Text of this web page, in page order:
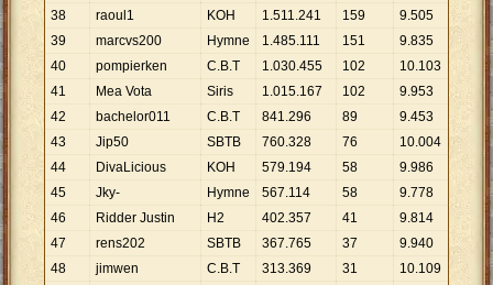
38
raoul1 KOH 1.511.241 159 9.505
39
marcvs200 Hymne 1.485.111 151 9.835
40
pompierken C.B.T 1.030.455 102 10.103
41
Mea Vota Siris 1.015.167 102 9.953
42
bachelor011 C.B.T 841.296 89 9.453
43
Jip50 SBTB 760.328 76 10.004
44
DivaLicious KOH 579.194 58 9.986
45
Jky- Hymne 567.114 58 9.778
46
Ridder Justin H2 402.357 41 9.814
47
rens202 SBTB 367.765 37 9.940
48
jimwen C.B.T 313.369 31 10.109